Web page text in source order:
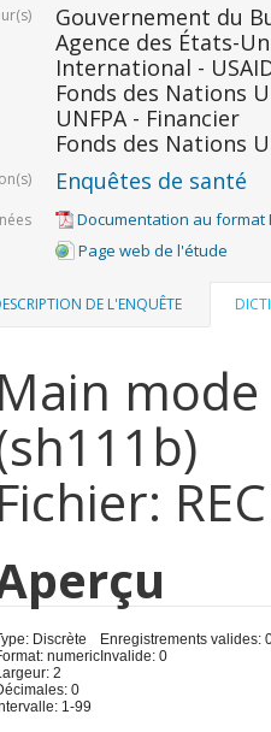
Gouvernement du
Agence des États-
International -
Fonds des Nations
UNFPA - Financier
Fonds des Nations
Enquêtes de santé
Documentation au format
Page web de l'étude
DE L'ENQUÊTE
Main
Fichier:
Discrète
numeric
2
0
1-99
Enregistrements valides:
Invalide: 0